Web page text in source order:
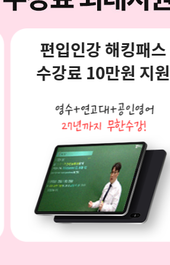
편입인강 해킹패스
수강료 10만원 지원